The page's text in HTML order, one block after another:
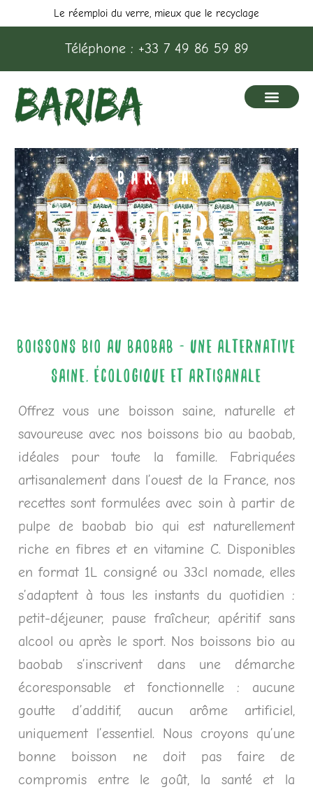
Le réemploi du verre, mieux que le recyclage
Téléphone : +33 7 49 86 59 89
BARIBA
À BOIRE
BOISSONS BIO AU BAOBAB - UNE ALTERNATIVE
SAINE, ÉCOLOGIQUE ET ARTISANALE
Offrez vous une boisson saine, naturelle et
savoureuse avec nos boissons bio au baobab,
idéales pour toute la famille. Fabriquées
artisanalement dans l’ouest de la France, nos
recettes sont formulées avec soin à partir de
pulpe de baobab bio qui est naturellement
riche en fibres et en vitamine C. Disponibles
en format 1L consigné ou 33cl nomade, elles
s’adaptent à tous les instants du quotidien :
petit-déjeuner, pause fraîcheur, apéritif sans
alcool ou après le sport. Nos boissons bio au
baobab s’inscrivent dans une démarche
écoresponsable et fonctionnelle : aucune
goutte d’additif, aucun arôme artificiel,
uniquement l’essentiel. Nous croyons qu’une
bonne boisson ne doit pas faire de
compromis entre le goût, la santé et la